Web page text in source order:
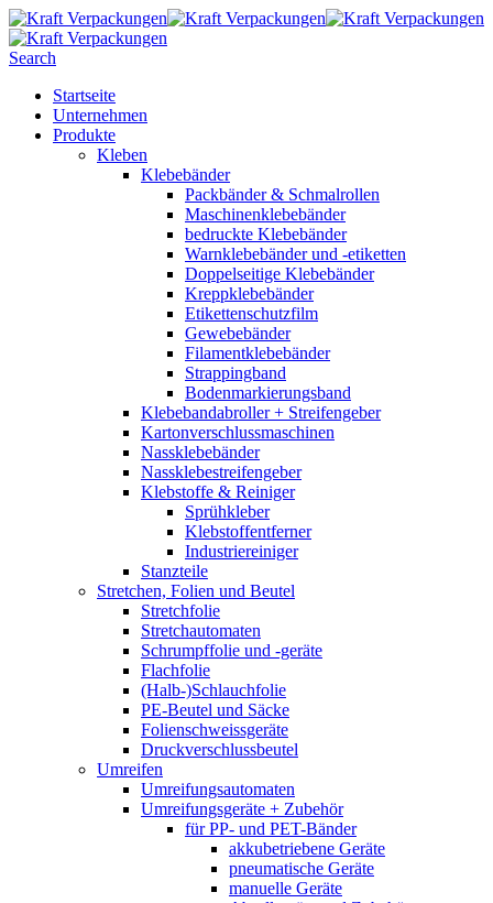
Search
Startseite
Unternehmen
Produkte
Kleben
Klebebänder
Packbänder & Schmalrollen
Maschinenklebebänder
bedruckte Klebebänder
Warnklebebänder und -etiketten
Doppelseitige Klebebänder
Kreppklebebänder
Etikettenschutzfilm
Gewebebänder
Filamentklebebänder
Strappingband
Bodenmarkierungsband
Klebebandabroller + Streifengeber
Kartonverschlussmaschinen
Nassklebebänder
Nassklebestreifengeber
Klebstoffe & Reiniger
Sprühkleber
Klebstoffentferner
Industriereiniger
Stanzteile
Stretchen, Folien und Beutel
Stretchfolie
Stretchautomaten
Schrumpffolie und -geräte
Flachfolie
(Halb-)Schlauchfolie
PE-Beutel und Säcke
Folienschweissgeräte
Druckverschlussbeutel
Umreifen
Umreifungsautomaten
Umreifungsgeräte + Zubehör
für PP- und PET-Bänder
akkubetriebene Geräte
pneumatische Geräte
manuelle Geräte